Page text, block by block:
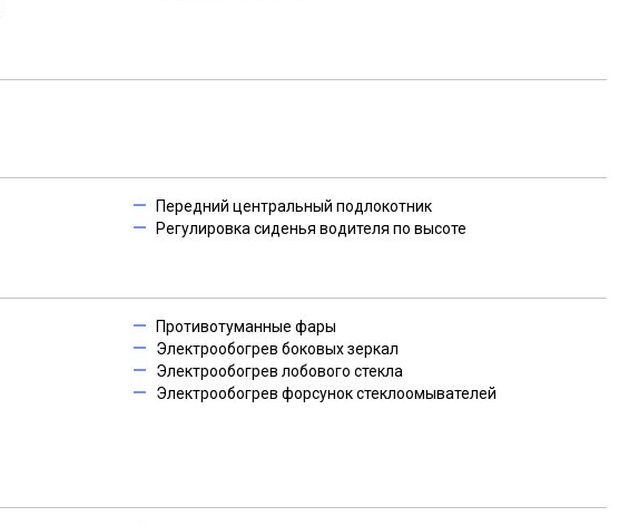
Передний центральный подлокотник
Регулировка сиденья водителя по высоте
Противотуманные фары
Электрообогрев боковых зеркал
Электрообогрев лобового стекла
Электрообогрев форсунок стеклоомывателей